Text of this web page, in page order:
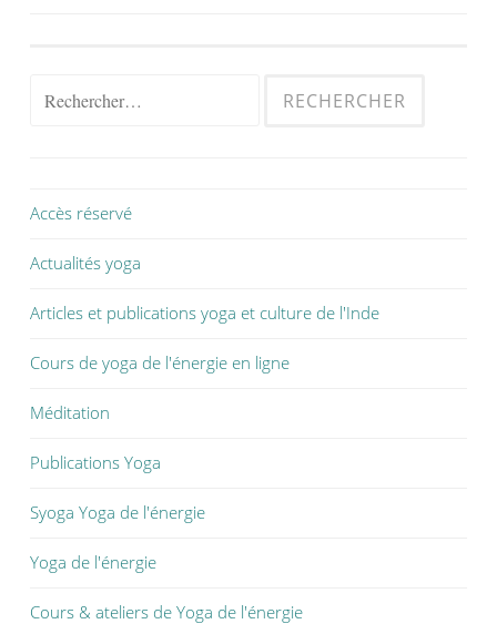
Accès réservé
Actualités yoga
Articles et publications yoga et culture de l'Inde
Cours de yoga de l'énergie en ligne
Méditation
Publications Yoga
Syoga Yoga de l'énergie
Yoga de l'énergie
Cours & ateliers de Yoga de l'énergie